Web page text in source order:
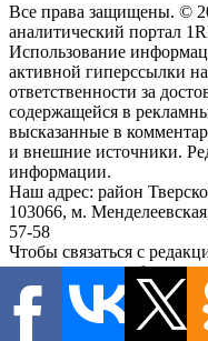
Все права защищены. ©
аналитический портал
Использование
активной гиперссылки
ответственности за
содержащейся в
высказанные в
и внешние источники.
информации.
Наш адрес: район
103066, м.
57-58
Чтобы связаться с
замеченных ошибках,
search close